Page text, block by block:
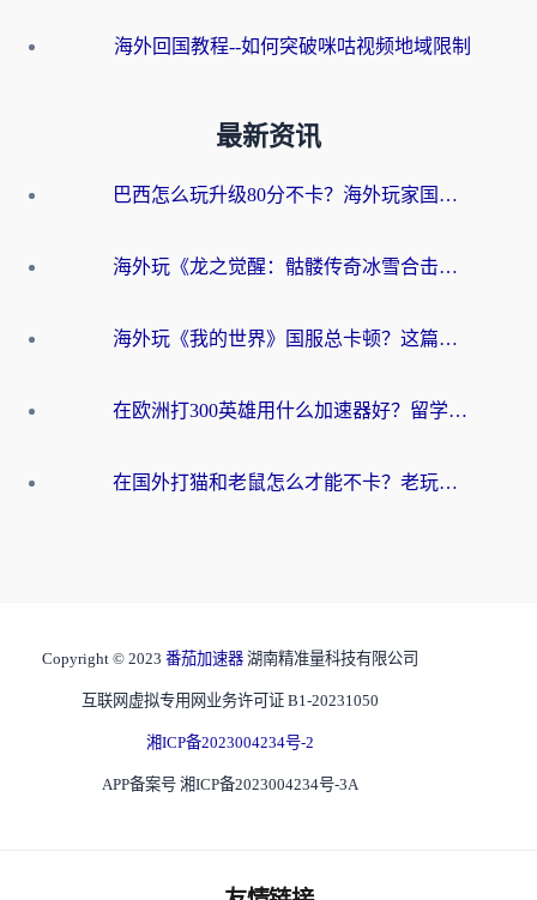
海外回国教程--如何突破咪咕视频地域限制
最新资讯
巴西怎么玩升级80分不卡？海外玩家国服游戏加速器终极指南（附避坑技巧）
海外玩《龙之觉醒：骷髅传奇冰雪合击》延迟高？这篇指南帮你解决卡顿烦恼！
海外玩《我的世界》国服总卡顿？这篇我的世界游戏加速器指南帮你解决所有问题
在欧洲打300英雄用什么加速器好？留学生亲测有效的解决方案来了
在国外打猫和老鼠怎么才能不卡？老玩家亲测的终极加速指南
Copyright © 2023 番茄加速器 湖南精准量科技有限公司
互联网虚拟专用网业务许可证 B1-20231050
湘ICP备2023004234号-2
APP备案号 湘ICP备2023004234号-3A